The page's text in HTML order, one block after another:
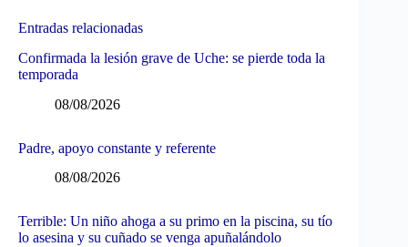
Entradas relacionadas
Confirmada la lesión grave de Uche: se pierde toda la
temporada
08/08/2026
Padre, apoyo constante y referente
08/08/2026
Terrible: Un niño ahoga a su primo en la piscina, su tío
lo asesina y su cuñado se venga apuñalándolo